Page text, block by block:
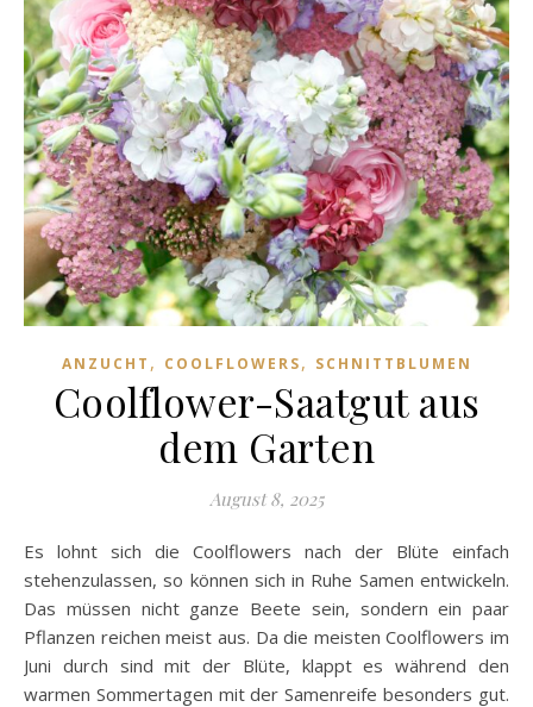
ANZUCHT , COOLFLOWERS, SCHNITTBLUMEN
Coolflower-Saatgut aus
dem Garten
August 8, 2025
Es lohnt sich die Coolflowers nach der Blüte einfach
stehenzulassen, so können sich in Ruhe Samen entwickeln.
Das müssen nicht ganze Beete sein, sondern ein paar
Pflanzen reichen meist aus. Da die meisten Coolflowers im
Juni durch sind mit der Blüte, klappt es während den
warmen Sommertagen mit der Samenreife besonders gut.